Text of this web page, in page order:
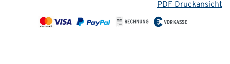
PDF Druckansicht